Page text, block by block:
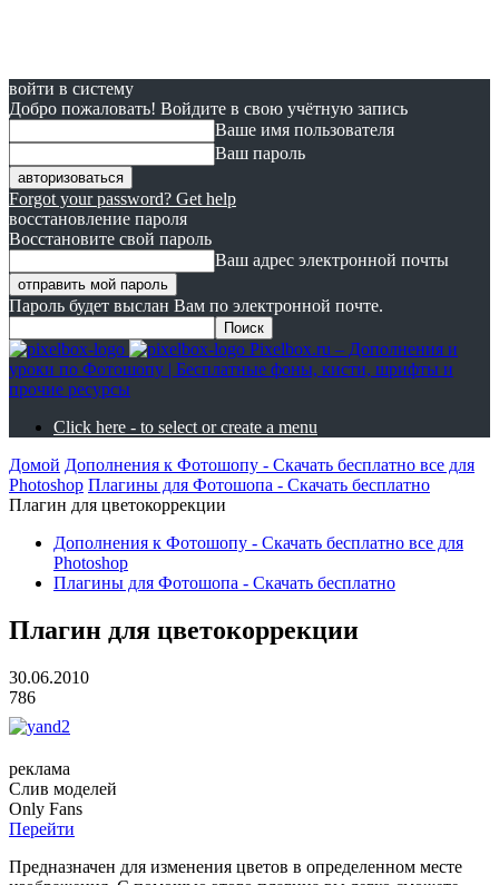
войти в систему
Добро пожаловать! Войдите в свою учётную запись
Ваше имя пользователя
Ваш пароль
Forgot your password? Get help
восстановление пароля
Восстановите свой пароль
Ваш адрес электронной почты
Пароль будет выслан Вам по электронной почте.
Pixelbox.ru – Дополнения и
уроки по Фотошопу | Бесплатные фоны, кисти, шрифты и
прочие ресурсы
Click here - to select or create a menu
Домой Дополнения к Фотошопу - Скачать бесплатно все для
Photoshop Плагины для Фотошопа - Скачать бесплатно
Плагин для цветокоррекции
Дополнения к Фотошопу - Скачать бесплатно все для
Photoshop
Плагины для Фотошопа - Скачать бесплатно
Плагин для цветокоррекции
30.06.2010
786
реклама
Слив моделей
Only Fans
Перейти
Предназначен для изменения цветов в определенном месте